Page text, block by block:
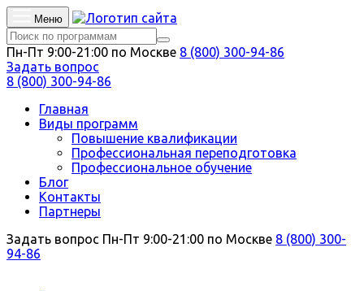
Меню
Пн-Пт 9:00-21:00 по Москве 8 (800) 300-94-86
Задать вопрос
8 (800) 300-94-86
Главная
Виды программ
Повышение квалификации
Профессиональная переподготовка
Профессиональное обучение
Блог
Контакты
Партнеры
Задать вопрос Пн-Пт 9:00-21:00 по Москве 8 (800) 300-
94-86